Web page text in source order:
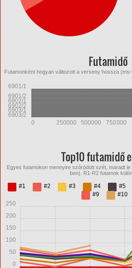
Futamidő
Futamonként hogyan változott a verseny hossza
6903/2
6903/1
6902/2
6902/1
6901/2
6901/1
0 250000 500000 750000
Top10 futamidő
Egyes futamokon mennyire szóródott szét, maradt
ben). R1-R2 futamok
#1 #2 #3 #4 #5
#9
#10
0
50
100
150
200
250